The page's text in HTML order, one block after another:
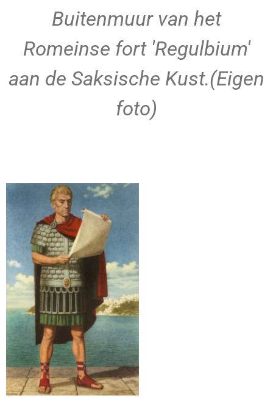
Buitenmuur van het
Romeinse fort 'Regulbium'
aan de Saksische Kust.(Eigen
foto)